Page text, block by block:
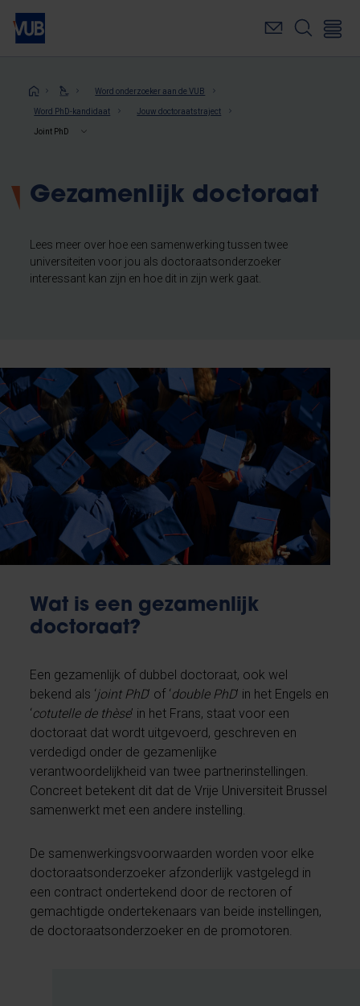
Overslaan
naar
inhoudKruimelpad
Word onderzoeker aan de VUB
Word PhD-kandidaat Jouw doctoraatstraject
Joint PhD
Gezamenlijk doctoraat
Lees meer over hoe een samenwerking tussen twee
universiteiten voor jou als doctoraatsonderzoeker
interessant kan zijn en hoe dit in zijn werk gaat.
Wat is een gezamenlijk
doctoraat?
Een gezamenlijk of dubbel doctoraat, ook wel
bekend als ‘joint PhD’ of ‘double PhD’ in het Engels en
‘cotutelle de thèse’ in het Frans, staat voor een
doctoraat dat wordt uitgevoerd, geschreven en
verdedigd onder de gezamenlijke
verantwoordelijkheid van twee partnerinstellingen.
Concreet betekent dit dat de Vrije Universiteit Brussel
samenwerkt met een andere instelling.
De samenwerkingsvoorwaarden worden voor elke
doctoraatsonderzoeker afzonderlijk vastgelegd in
een contract ondertekend door de rectoren of
gemachtigde ondertekenaars van beide instellingen,
de doctoraatsonderzoeker en de promotoren.